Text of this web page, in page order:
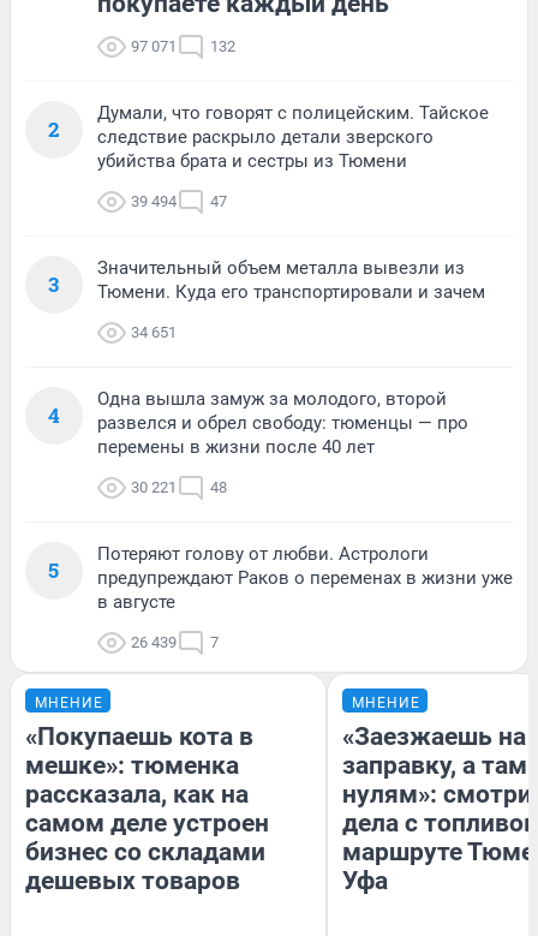
97 071 132
2
Думали, что говорят с полицейским. Тайское
следствие раскрыло детали зверского
убийства брата и сестры из Тюмени
39 494 47
3
Значительный объем металла вывезли из
Тюмени. Куда его транспортировали и зачем
34 651
4
Одна вышла замуж за молодого, второй
развелся и обрел свободу: тюменцы — про
перемены в жизни после 40 лет
30 221 48
5
Потеряют голову от любви. Астрологи
предупреждают Раков о переменах в жизни уже
в августе
26 439 7
МНЕНИЕ
«Покупаешь кота в
мешке»: тюменка
рассказала, как на
самом деле устроен
бизнес со складами
дешевых товаров
МНЕНИЕ
«Заезжаешь на
заправку, а там
нулям»:
дела с
маршруте
Уфа